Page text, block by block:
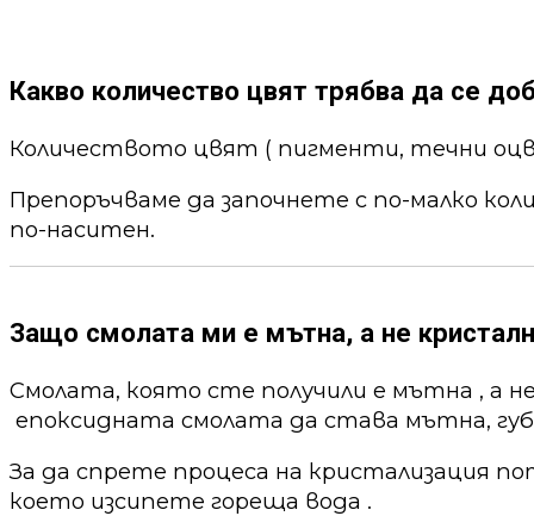
Какво количество цвят трябва да се
Количеството цвят ( пигменти, течни
Препоръчваме да започнете с по-малко
по-наситен.
Защо смолата ми е мътна, а не
Смолата, която сте получили е мътна , а
епоксидната смолата да става мътна,
За да спрете процеса на кристализация
което изсипете гореща вода .